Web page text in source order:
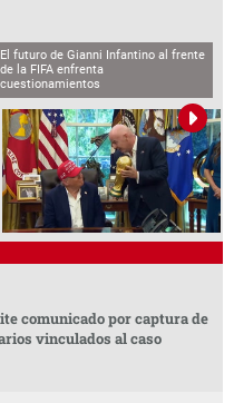
El futuro de Gianni Infantino al frente
de la FIFA enfrenta
cuestionamientos
comunicado por captura de
vinculados al caso